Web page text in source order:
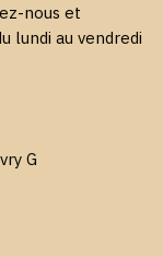
nous et
lundi au vendredi
G